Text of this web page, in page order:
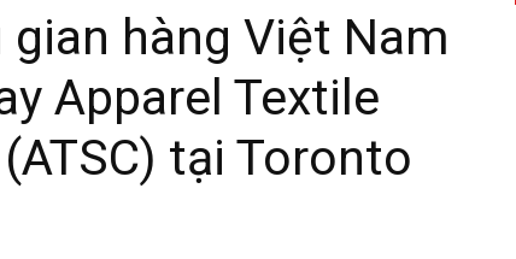
hàng Việt Nam
Apparel Textile
tại Toronto